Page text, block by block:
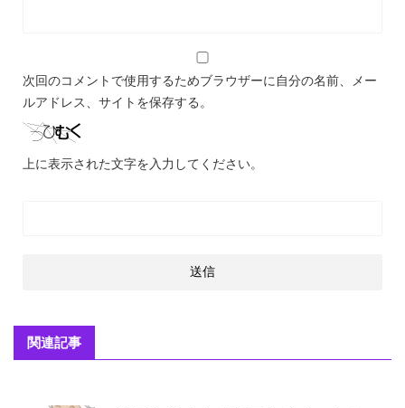
次回のコメントで使用するためブラウザーに自分の名前、メー
ルアドレス、サイトを保存する。
上に表示された文字を入力してください。
関連記事